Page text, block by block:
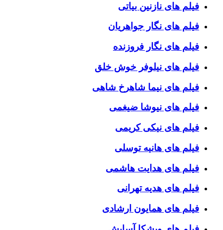
فیلم های نازنین بیاتی
فیلم های نگار جواهریان
فیلم های نگار فروزنده
فیلم های نیلوفر خوش خلق
فیلم های نیما شاهرخ شاهی
فیلم های نیوشا ضیغمی
فیلم های نیکی کریمی
فیلم های هانیه توسلی
فیلم های هدایت هاشمی
فیلم های هدیه تهرانی
فیلم های همایون ارشادی